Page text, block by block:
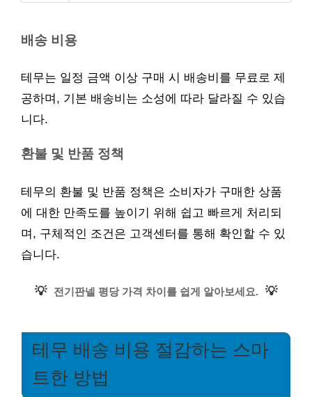
배송 비용
테무는 일정 금액 이상 구매 시 배송비를 무료로 제
공하며, 기본 배송비는 소성에 따라 달라질 수 있습
니다.
환불 및 반품 정책
테무의 환불 및 반품 정책은 소비자가 구매한 상품
에 대한 만족도를 높이기 위해 쉽고 빠르게 처리되
며, 구체적인 조건은 고객센터를 통해 확인할 수 있
습니다.
💡 전기판넬 평당 가격 차이를 쉽게 알아보세요. 💡
테무 배송 비용 절감하는 스마
트한 방법